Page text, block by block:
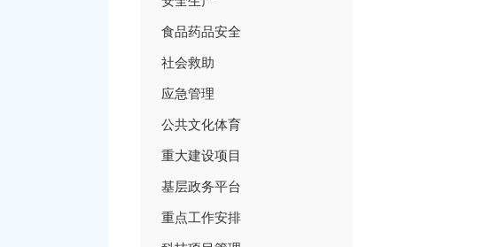
食品药品安全
社会救助
应急管理
公共文化体育
重大建设项目
基层政务平台
重点工作安排